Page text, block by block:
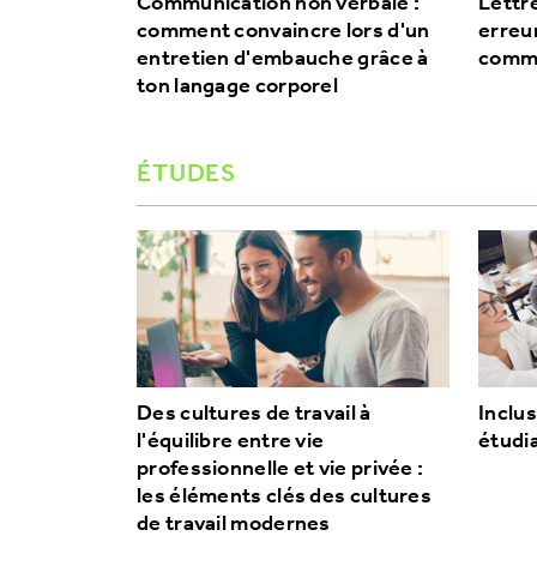
comment convaincre lors d'un
entretien d'embauche grâce à
ton langage corporel
ÉTUDES
Des cultures de travail à
l'équilibre entre vie
professionnelle et vie privée :
les éléments clés des cultures
de travail modernes